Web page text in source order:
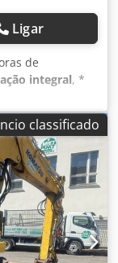
Ligar
de
integral, *
de entidade
*
CV Sujeito a
somente com
as formalidades
classificado